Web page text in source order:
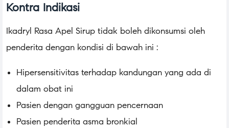
Kontra Indikasi
Ikadryl Rasa Apel Sirup tidak boleh dikonsumsi oleh
penderita dengan kondisi di bawah ini :
Hipersensitivitas terhadap kandungan yang ada di
dalam obat ini
Pasien dengan gangguan pencernaan
Pasien penderita asma bronkial